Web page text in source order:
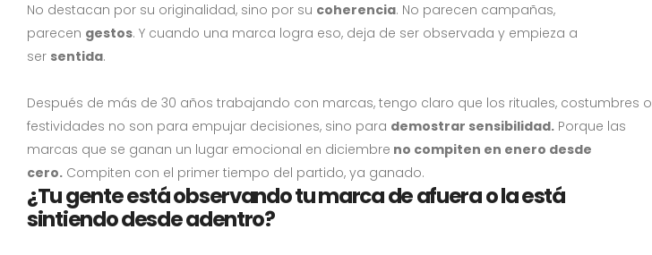
No destacan por su originalidad, sino por su coherencia. No parecen campañas,
parecen gestos. Y cuando una marca logra eso, deja de ser observada y empieza a
ser sentida.
Después de más de 30 años trabajando con marcas, tengo claro que los rituales, costumbres o
festividades no son para empujar decisiones, sino para demostrar sensibilidad. Porque las
marcas que se ganan un lugar emocional en diciembre no compiten en enero desde
cero. Compiten con el primer tiempo del partido, ya ganado.
¿Tu gente está observando tu marca de afuera o la está
sintiendo desde adentro?